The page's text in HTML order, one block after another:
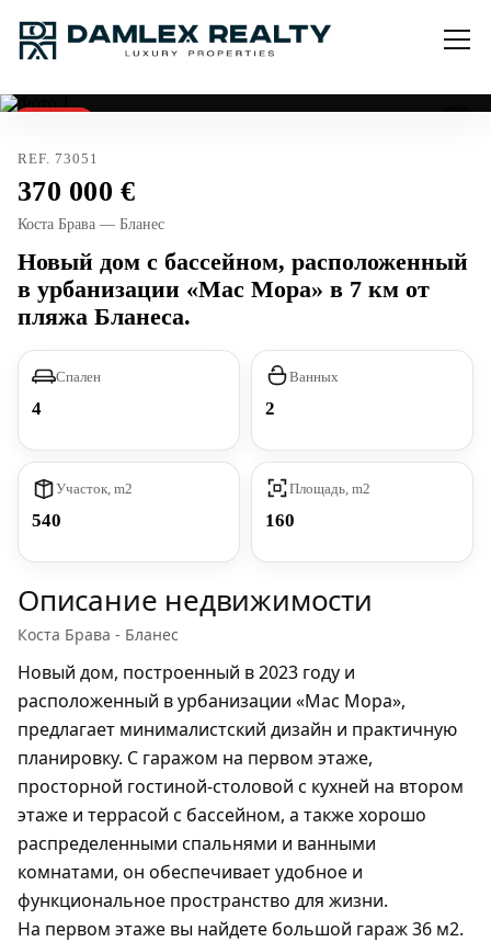
REF. 73051
370 000
Коста Брава — Бланес
Новый дом с бассейном, расположенный
в урбанизации «Мас Мора» в 7 км от
пляжа Бланеса.
Спален
4
Ванных
2
Участок, m2
540
Площадь, m2
160
Описание недвижимости
Коста Брава - Бланес
Новый дом, построенный в 2023 году и
расположенный в урбанизации «Мас Мора»,
предлагает минималистский дизайн и практичную
планировку. С гаражом на первом этаже,
просторной гостиной-столовой с кухней на втором
этаже и террасой с бассейном, а также хорошо
распределенными спальнями и ванными
комнатами, он обеспечивает удобное и
функциональное пространство для жизни.
На первом этаже вы найдете большой гараж 36 м2.